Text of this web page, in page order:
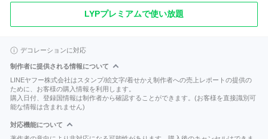
LYPプレミアムで使い放題
デコレーションに対応
制作者に提供される情報について
LINEヤフー株式会社はスタンプ/絵文字/着せかえ制作者への売上レポートの提供の
ために、お客様の購入情報を利用します。
購入日付、登録国情報は制作者から確認することができます。(お客様を直接識別可
能な情報は含まれません)
対応機能について